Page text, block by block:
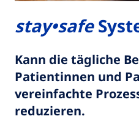
stay•safe
Kann die tägliche
Patientinnen und
vereinfachte
reduzieren.